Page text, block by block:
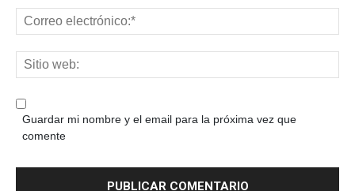
Guardar mi nombre y el email para la próxima vez que
comente